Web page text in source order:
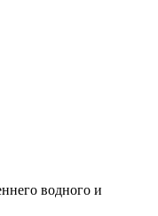
водного и